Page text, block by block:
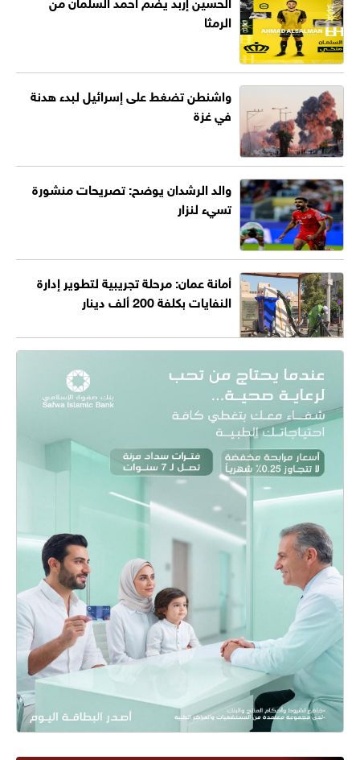
الرمثا
واشنطن تضغط على إسرائيل لبدء هدنة
في غزة
والد الرشدان يوضح: تصريحات منشورة
تسيء لنزار
أمانة عمان: مرحلة تجريبية لتطوير إدارة
النفايات بكلفة 200 ألف دينار